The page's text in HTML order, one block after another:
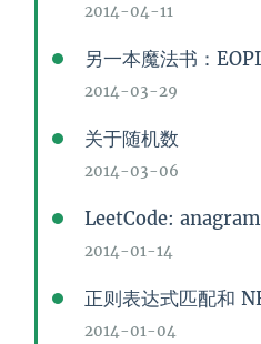
2014-04-11
另一本魔法书：
2014-03-29
关于随机数
2014-03-06
LeetCode:
2014-01-14
正则表达式匹配和
2014-01-04